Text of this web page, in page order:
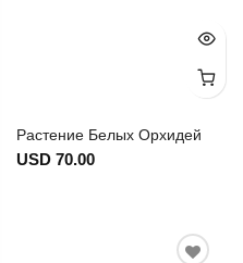
Растение Белых Орхидей
USD 70.00